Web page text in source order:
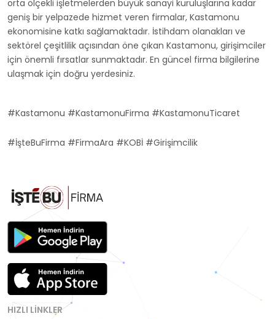
orta ölçekli işletmelerden büyük sanayi kuruluşlarına kadar
geniş bir yelpazede hizmet veren firmalar, Kastamonu
ekonomisine katkı sağlamaktadır. İstihdam olanakları ve
sektörel çeşitlilik açısından öne çıkan Kastamonu, girişimciler
için önemli fırsatlar sunmaktadır. En güncel firma bilgilerine
ulaşmak için doğru yerdesiniz.
#Kastamonu #KastamonuFirma #KastamonuTicaret
#İşteBuFirma #FirmaAra #KOBİ #Girişimcilik
HIZLI LINKLER